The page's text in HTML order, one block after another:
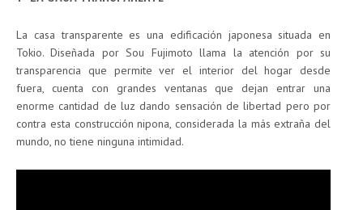
La casa transparente es una edificación japonesa situada en
Tokio. Diseñada por Sou Fujimoto llama la atención por su
transparencia que permite ver el interior del hogar desde
fuera, cuenta con grandes ventanas que dejan entrar una
enorme cantidad de luz dando sensación de libertad pero por
contra esta construcción nipona, considerada la más extraña del
mundo, no tiene ninguna intimidad.